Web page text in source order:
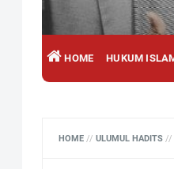
HOME HUKUM
HOME // ULUMUL HADITS //